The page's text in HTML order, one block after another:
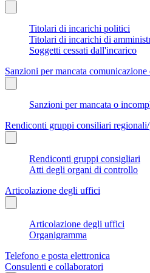
Titolari di incarichi politici
Titolari di incarichi di
Soggetti cessati dall'incarico
Sanzioni per mancata comunicazione
Sanzioni per mancata o
Rendiconti gruppi consiliari
Rendiconti gruppi consigliari
Atti degli organi di controllo
Articolazione degli uffici
Articolazione degli uffici
Organigramma
Telefono e posta elettronica
Consulenti e collaboratori